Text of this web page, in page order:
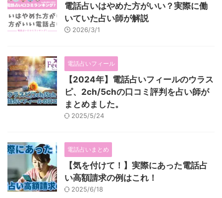
電話占いはやめた方がいい？実際に働
いていた占い師が解説
2026/3/1
電話占いフィール
【2024年】電話占いフィールのウラス
ピ、2ch/5chの口コミ評判を占い師が
まとめました。
2025/5/24
電話占いまとめ
【気を付けて！】実際にあった電話占
い高額請求の例はこれ！
2025/6/18